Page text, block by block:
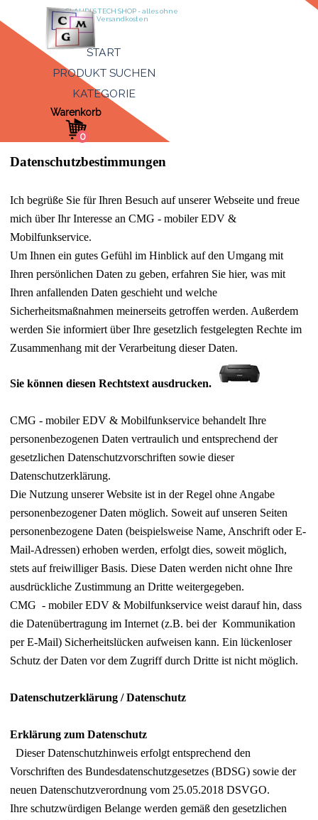
Direkt zum SeiteninhaltCLAUDI´S TECH SHOP - alles ohne
Versandkosten
Menü überspringen
START
PRODUKT SUCHEN
KATEGORIE
Warenkorb
Datenschutzbestimmungen
Ich begrüße Sie für Ihren Besuch auf unserer Webseite und freue
mich über Ihr Interesse an CMG - mobiler EDV &
Mobilfunkservice.
Um Ihnen ein gutes Gefühl im Hinblick auf den Umgang mit
Ihren persönlichen Daten zu geben, erfahren Sie hier, was mit
Ihren anfallenden Daten geschieht und welche
Sicherheitsmaßnahmen meinerseits getroffen werden. Außerdem
werden Sie informiert über Ihre gesetzlich festgelegten Rechte im
Zusammenhang mit der Verarbeitung dieser Daten.
Sie können diesen Rechtstext ausdrucken.
CMG - mobiler EDV & Mobilfunkservice behandelt Ihre
personenbezogenen Daten vertraulich und entsprechend der
gesetzlichen Datenschutzvorschriften sowie dieser
Datenschutzerklärung.
Die Nutzung unserer Website ist in der Regel ohne Angabe
personenbezogener Daten möglich. Soweit auf unseren Seiten
personenbezogene Daten (beispielsweise Name, Anschrift oder E-
Mail-Adressen) erhoben werden, erfolgt dies, soweit möglich,
stets auf freiwilliger Basis. Diese Daten werden nicht ohne Ihre
ausdrückliche Zustimmung an Dritte weitergegeben.
CMG - mobiler EDV & Mobilfunkservice weist darauf hin, dass
die Datenübertragung im Internet (z.B. bei der Kommunikation
per E-Mail) Sicherheitslücken aufweisen kann. Ein lückenloser
Schutz der Daten vor dem Zugriff durch Dritte ist nicht möglich.
Datenschutzerklärung /Datenschutz
Erklärung zum Datenschutz
Dieser Datenschutzhinweis erfolgt entsprechend den
Vorschriften des Bundesdatenschutzgesetzes (BDSG) sowie der
neuen Datenschutzverordnung vom 25.05.2018 DSVGO.
Ihre schutzwürdigen Belange werden gemäß den gesetzlichen